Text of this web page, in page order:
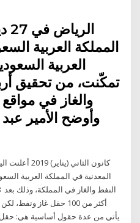
المملكة العربية
العربية
تمكّنت، من تحقيق
والغاز في
وأوضح الأمير
المعدنية في المملكة العربية
أكثر من 100 حقل غاز